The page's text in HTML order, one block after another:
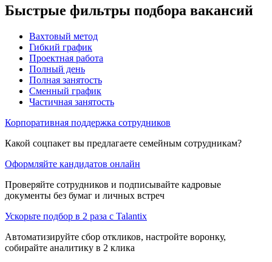
Быстрые фильтры подбора вакансий
Вахтовый метод
Гибкий график
Проектная работа
Полный день
Полная занятость
Сменный график
Частичная занятость
Корпоративная поддержка сотрудников
Какой соцпакет вы предлагаете семейным сотрудникам?
Оформляйте кандидатов онлайн
Проверяйте сотрудников и подписывайте кадровые
документы без бумаг и личных встреч
Ускорьте подбор в 2 раза с Talantix
Автоматизируйте сбор откликов, настройте воронку,
собирайте аналитику в 2 клика